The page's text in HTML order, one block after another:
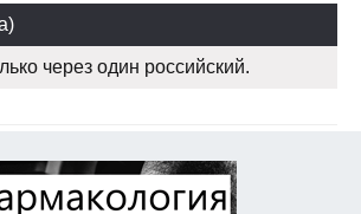
через один российский.